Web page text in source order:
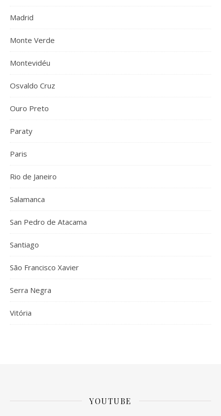
Madrid
Monte Verde
Montevidéu
Osvaldo Cruz
Ouro Preto
Paraty
Paris
Rio de Janeiro
Salamanca
San Pedro de Atacama
Santiago
São Francisco Xavier
Serra Negra
Vitória
YOUTUBE